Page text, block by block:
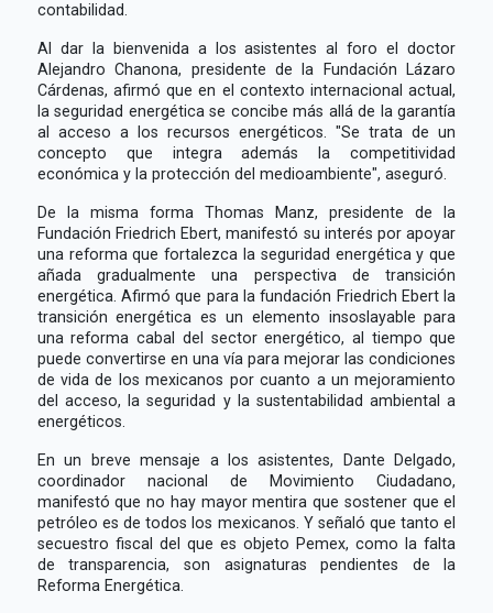
contabilidad.
Al dar la bienvenida a los asistentes al foro el doctor
Alejandro Chanona, presidente de la Fundación Lázaro
Cárdenas, afirmó que en el contexto internacional actual,
la seguridad energética se concibe más allá de la garantía
al acceso a los recursos energéticos. "Se trata de un
concepto que integra además la competitividad
económica y la protección del medioambiente", aseguró.
De la misma forma Thomas Manz, presidente de la
Fundación Friedrich Ebert, manifestó su interés por apoyar
una reforma que fortalezca la seguridad energética y que
añada gradualmente una perspectiva de transición
energética. Afirmó que para la fundación Friedrich Ebert la
transición energética es un elemento insoslayable para
una reforma cabal del sector energético, al tiempo que
puede convertirse en una vía para mejorar las condiciones
de vida de los mexicanos por cuanto a un mejoramiento
del acceso, la seguridad y la sustentabilidad ambiental a
energéticos.
En un breve mensaje a los asistentes, Dante Delgado,
coordinador nacional de Movimiento Ciudadano,
manifestó que no hay mayor mentira que sostener que el
petróleo es de todos los mexicanos. Y señaló que tanto el
secuestro fiscal del que es objeto Pemex, como la falta
de transparencia, son asignaturas pendientes de la
Reforma Energética.